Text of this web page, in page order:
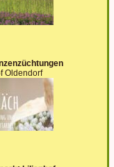
Oldendorf